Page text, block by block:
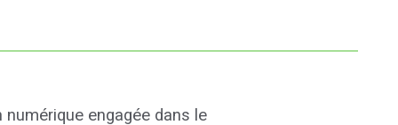
engagée dans le